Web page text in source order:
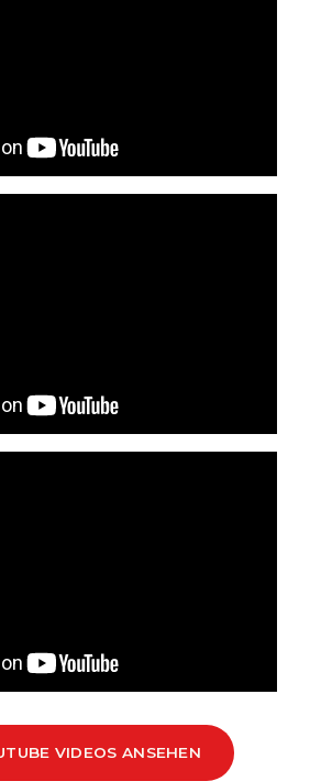
VIDEOS ANSEHEN